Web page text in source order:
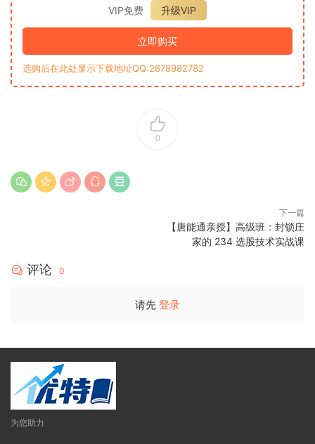
VIP免费
升级VIP
立即购买
选购后在此处显示下载地址QQ:2678982782
0
下一篇
【唐能通亲授】高级班：封锁庄
家的 234 选股技术实战课
评论 0
请先 登录
为您助力